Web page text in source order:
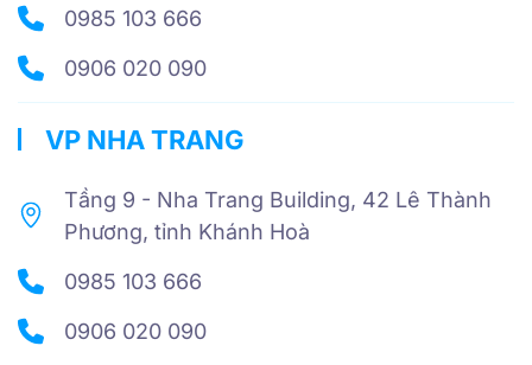
0985 103 666
0906 020 090
VP NHA TRANG
Tầng 9 - Nha Trang Building, 42 Lê Thành
Phương, tỉnh Khánh Hoà
0985 103 666
0906 020 090